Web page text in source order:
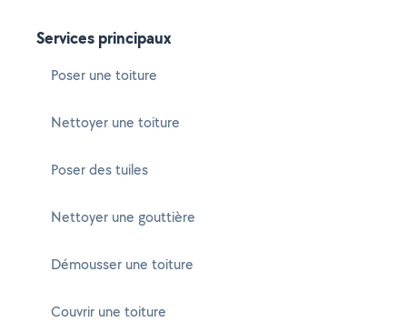
Services principaux
Poser une toiture
Nettoyer une toiture
Poser des tuiles
Nettoyer une gouttière
Démousser une toiture
Couvrir une toiture